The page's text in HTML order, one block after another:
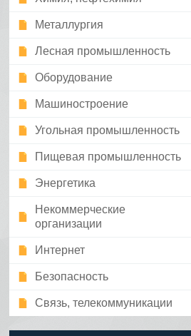
Металлургия
Лесная промышленность
Оборудование
Машиностроение
Угольная промышленность
Пищевая промышленность
Энергетика
Некоммерческие
организации
Интернет
Безопасность
Связь, телекоммуникации